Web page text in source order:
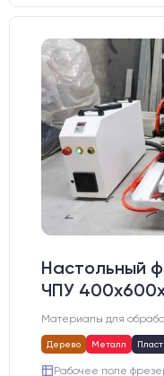
Настольный
ЧПУ
Материалы для
Дерево Металл
Рабочее поле